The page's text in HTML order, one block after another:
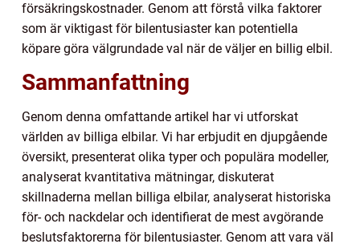
försäkringskostnader. Genom att förstå vilka faktorer
som är viktigast för bilentusiaster kan potentiella
köpare göra välgrundade val när de väljer en billig elbil.
Sammanfattning
Genom denna omfattande artikel har vi utforskat
världen av billiga elbilar. Vi har erbjudit en djupgående
översikt, presenterat olika typer och populära modeller,
analyserat kvantitativa mätningar, diskuterat
skillnaderna mellan billiga elbilar, analyserat historiska
för- och nackdelar och identifierat de mest avgörande
beslutsfaktorerna för bilentusiaster. Genom att vara väl